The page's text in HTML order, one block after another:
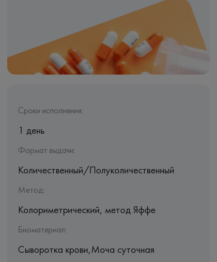
Сроки исполнения:
1 день
Формат выдачи:
Количественный/Полуколичественный
Метод:
Колориметрический, метод Яффе
Биоматериал:
Сыворотка крови,Моча суточная